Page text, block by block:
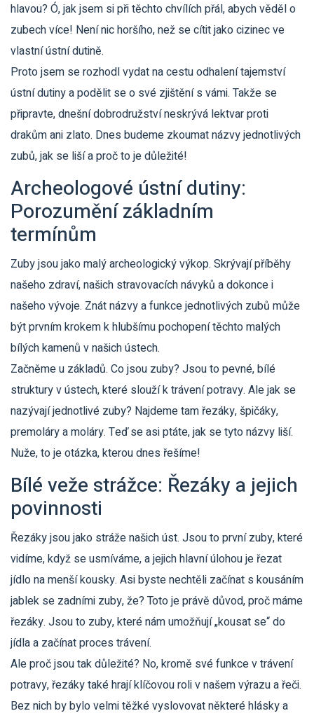
hlavou? Ó, jak jsem si při těchto chvílích přál, abych věděl o
zubech více! Není nic horšího, než se cítit jako cizinec ve
vlastní ústní dutině.
Proto jsem se rozhodl vydat na cestu odhalení tajemství
ústní dutiny a podělit se o své zjištění s vámi. Takže se
připravte, dnešní dobrodružství neskrývá lektvar proti
drakům ani zlato. Dnes budeme zkoumat názvy jednotlivých
zubů, jak se liší a proč to je důležité!
Archeologové ústní dutiny:
Porozumění základním
termínům
Zuby jsou jako malý archeologický výkop. Skrývají příběhy
našeho zdraví, našich stravovacích návyků a dokonce i
našeho vývoje. Znát názvy a funkce jednotlivých zubů může
být prvním krokem k hlubšímu pochopení těchto malých
bílých kamenů v našich ústech.
Začněme u základů. Co jsou zuby? Jsou to pevné, bílé
struktury v ústech, které slouží k trávení potravy. Ale jak se
nazývají jednotlivé zuby? Najdeme tam řezáky, špičáky,
premoláry a moláry. Teď se asi ptáte, jak se tyto názvy liší.
Nuže, to je otázka, kterou dnes řešíme!
Bílé veže strážce: Řezáky a jejich
povinnosti
Řezáky jsou jako stráže našich úst. Jsou to první zuby, které
vidíme, když se usmíváme, a jejich hlavní úlohou je řezat
jídlo na menší kousky. Asi byste nechtěli začínat s kousáním
jablek se zadními zuby, že? Toto je právě důvod, proč máme
řezáky. Jsou to zuby, které nám umožňují „kousat se“ do
jídla a začínat proces trávení.
Ale proč jsou tak důležité? No, kromě své funkce v trávení
potravy, řezáky také hrají klíčovou roli v našem výrazu a řeči.
Bez nich by bylo velmi těžké vyslovovat některé hlásky a